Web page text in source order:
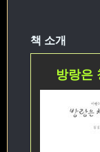
책 소개
방랑은